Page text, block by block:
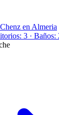
en Almeria
3 · Baños: